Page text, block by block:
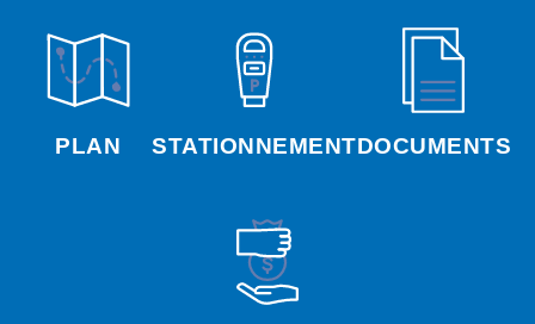
PLAN STATIONNEMENTDOCUMENTS